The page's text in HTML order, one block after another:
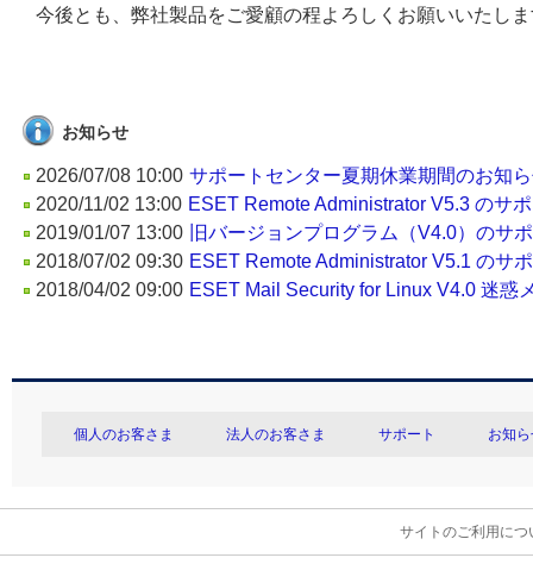
今後とも、弊社製品をご愛顧の程よろしくお願いいたし
お知らせ
2026/07/08 10:00 サポートセンター夏期休業期間のお知
2020/11/02 13:00 ESET Remote Administrator V5.3 のサ
2019/01/07 13:00
旧バージョンプログラム（V4.0）のサ
2018/07/02 09:30 ESET Remote Administrator V5.1 のサ
2018/04/02 09:00 ESET Mail Security for Linux V4.0 迷惑
個人のお客さま 法人のお客さま サポート お知
サイトのご利用につ